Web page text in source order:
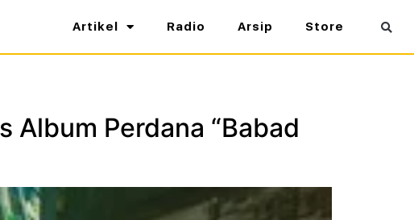
Artikel Radio Arsip Store
Album Perdana “Babad